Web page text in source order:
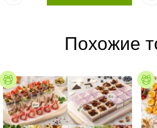
Похожие